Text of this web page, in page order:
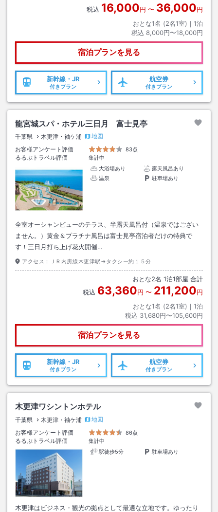
税込 16,000円 〜 36,000円
おとな1名 (2名1室)｜ 1泊
税込 8,000円〜18,000円
宿泊プランを見る
新幹線・JR
付きプラン
航空券
付きプラン
龍宮城スパ・ホテル三日月 富士見亭
千葉県 木更津・袖ケ浦
地図
お客様アンケート評価
83点
るるぶトラベル評価
集計中
大浴場あり
露天風呂あり
温泉
駐車場あり
全室オーシャンビューのテラス、半露天風呂付（温泉ではござい
ません。）黄金＆プラチナ風呂は富士見亭宿泊者だけの特典で
す！三日月打ち上げ花火開催…
アクセス： ＪＲ内房線木更津駅→タクシー約１５分
おとな2名 1泊1部屋 合計
税込 63,360円 〜 211,200円
おとな1名 (2名1室)｜ 1泊
税込 31,680円〜105,600円
宿泊プランを見る
新幹線・JR
付きプラン
航空券
付きプラン
木更津ワシントンホテル
千葉県 木更津・袖ケ浦
地図
お客様アンケート評価
86点
るるぶトラベル評価
集計中
駅徒歩5分
駐車場あり
木更津はビジネス・観光の拠点として最適な立地です。ゆったり